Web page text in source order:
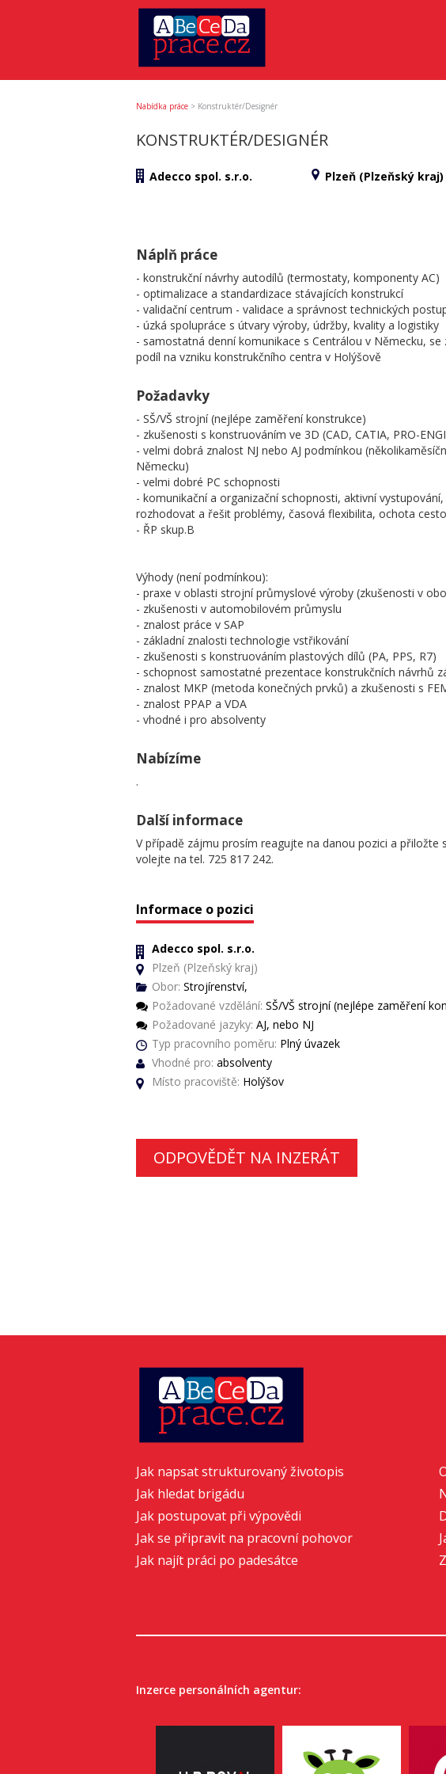
Nabídka práce > Konstruktér/Designér
KONSTRUKTÉR/DESIGNÉR
Adecco spol. s.r.o. Plzeň (Plzeňský kraj)
Náplň práce
- konstrukční návrhy autodílů (termostaty, komponenty AC)
- optimalizace a standardizace stávajících konstrukcí
- validační centrum - validace a správnost technických
- úzká spolupráce s útvary výroby, údržby, kvality a logistiky
- samostatná denní komunikace s Centrálou v Německu, se
podíl na vzniku konstrukčního centra v Holýšově
Požadavky
- SŠ/VŠ strojní (nejlépe zaměření konstrukce)
- zkušenosti s konstruováním ve 3D (CAD, CATIA, PRO-
- velmi dobrá znalost NJ nebo AJ podmínkou
Německu)
- velmi dobré PC schopnosti
- komunikační a organizační schopnosti, aktivní
rozhodovat a řešit problémy, časová flexibilita, ochota
- ŘP skup.B
Výhody (není podmínkou):
- praxe v oblasti strojní průmyslové výroby (zkušenosti v
- zkušenosti v automobilovém průmyslu
- znalost práce v SAP
- základní znalosti technologie vstřikování
- zkušenosti s konstruováním plastových dílů (PA, PPS, R7)
- schopnost samostatné prezentace konstrukčních návrhů
- znalost MKP (metoda konečných prvků) a zkušenosti s
- znalost PPAP a VDA
- vhodné i pro absolventy
Nabízíme
.
Další informace
V případě zájmu prosím reagujte na danou pozici a přiložte
volejte na tel. 725 817 242.
Informace o pozici
Adecco spol. s.r.o.
Plzeň (Plzeňský kraj)
Obor: Strojírenství,
Požadované vzdělání: SŠ/VŠ strojní (nejlépe zaměření
Požadované jazyky: AJ, nebo NJ
Typ pracovního poměru: Plný úvazek
Vhodné pro: absolventy
Místo pracoviště: Holýšov
ODPOVĚDĚT NA INZERÁT
Jak napsat strukturovaný životopis
Jak hledat brigádu
Jak postupovat při výpovědi
Jak se připravit na pracovní pohovor
Jak najít práci po padesátce
Inzerce personálních agentur: